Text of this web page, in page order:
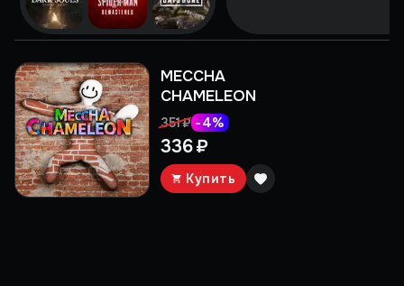
MECCHA
CHAMELEON
336 ₽
351 ₽ -4%
Купить